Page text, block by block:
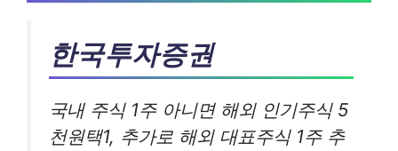
한국투자증권
국내 주식 1주 아니면 해외 인기주식 5
천원택1, 추가로 해외 대표주식 1주 추